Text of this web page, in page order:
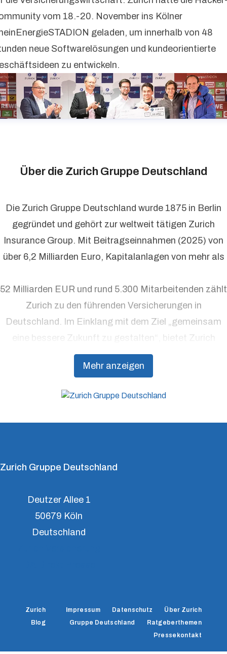
vom 18.-20. November ins Kölner
geladen, um innerhalb von 48
neue Softwarelösungen und kundeorientierte
zu entwickeln.
Über die Zurich Gruppe Deutschland
Mehr anzeigen
Die Zurich Gruppe Deutschland wurde 1875 in Berlin
gegründet und gehört zur weltweit tätigen Zurich
Insurance Group. Mit Beitragseinnahmen (2025) von
über 6,2 Milliarden Euro, Kapitalanlagen von mehr als
52 Milliarden EUR und rund 5.300 Mitarbeitenden zählt
Zurich zu den führenden Versicherungen in
Deutschland. Im Einklang mit dem Ziel „gemeinsam
eine bessere Zukunft zu gestalten“, bietet Zurich
Präventionsdienstleistungen an, die über traditionelle
Versicherungsprodukte hinausgehen, um Kunden
Zurich Gruppe Deutschland
Deutzer Allee 1
50679 Köln
Deutschland